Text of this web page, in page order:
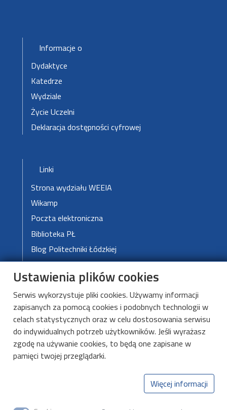
Katedra Przyrządów
Półprzewodnikowych
i Optoelektronicznych
al. Politechniki 8,
93-590 Łódź,
Stopka-2-Menu
Informacje o
Dydaktyce
Katedrze
Wydziale
Życie Uczelni
Deklaracja dostępności cyfrowej
Stopka-3-Menu
Linki
Strona wydziału WEEIA
Wikamp
Poczta elektroniczna
Biblioteka PŁ
Blog Politechniki Łódzkiej
Mapa kampusu
Ustawienia plików cookies
Serwis wykorzystuje pliki cookies. Używamy informacji
zapisanych za pomocą cookies i podobnych technologii w
celach statystycznych oraz w celu dostosowania serwisu
do indywidualnych potrzeb użytkowników. Jeśli wyrażasz
zgodę na używanie cookies, to będą one zapisane w
pamięci twojej przeglądarki.
Więcej informacji